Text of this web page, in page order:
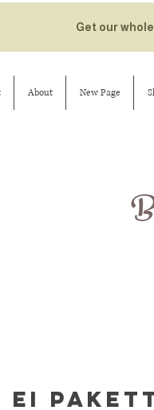
Get our
About New Page
Ei